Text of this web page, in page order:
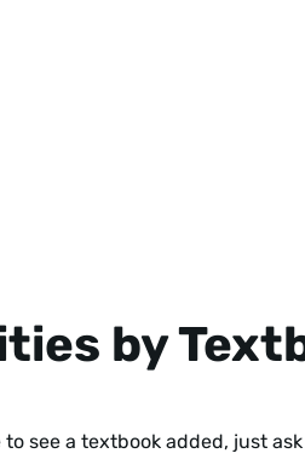
by
see a textbook added, just